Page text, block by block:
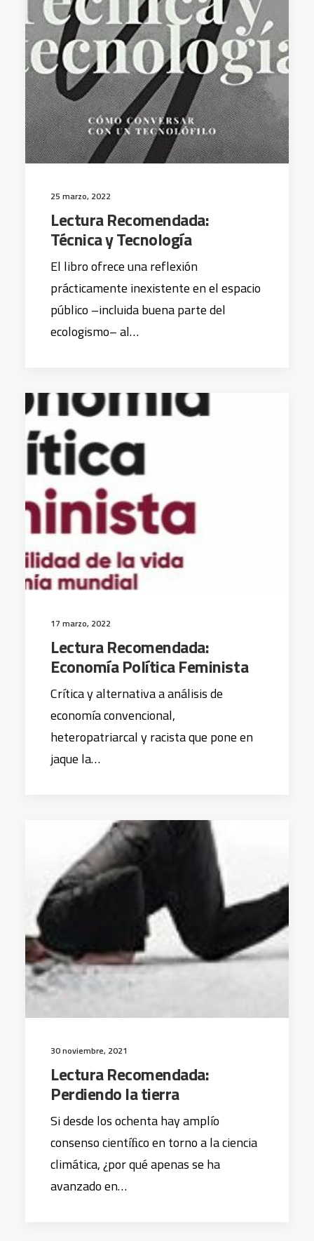
25 marzo, 2022
Lectura Recomendada:
Técnica y Tecnología
El libro ofrece una reflexión
prácticamente inexistente en el espacio
público –incluida buena parte del
ecologismo– al…
17 marzo, 2022
Lectura Recomendada:
Economía Política Feminista
Crítica y alternativa a análisis de
economía convencional,
heteropatriarcal y racista que pone en
jaque la…
30 noviembre, 2021
Lectura Recomendada:
Perdiendo la tierra
Si desde los ochenta hay amplío
consenso cientíﬁco en torno a la ciencia
climática, ¿por qué apenas se ha
avanzado en…